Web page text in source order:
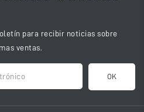
para recibir noticias sobre
ventas.